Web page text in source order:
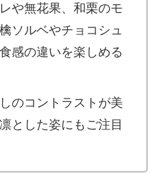
や無花果、和栗のモ
ソルベやチョコシュ
感の違いを楽しめる
のコントラストが美
とした姿にもご注目